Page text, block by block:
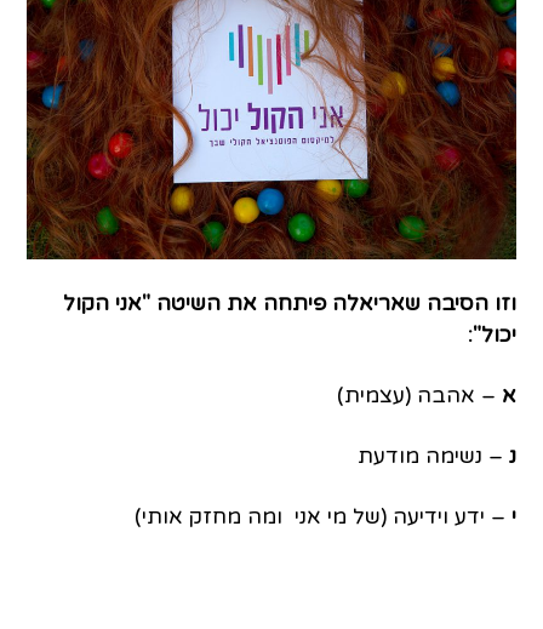
וזו הסיבה שאריאלה פיתחה את השיטה "אני הקול
יכול":
א – אהבה (עצמית)
נ – נשימה מודעת
י – ידע וידיעה (של מי אני ומה מחזק אותי)